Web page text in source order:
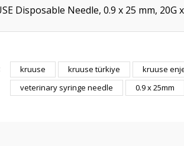
Disposable Needle, 0.9 x 25 mm, 20G
| 26/07/2026
kruuse kruuse türkiye kruuse
veterinary syringe needle
0.9 x 25mm